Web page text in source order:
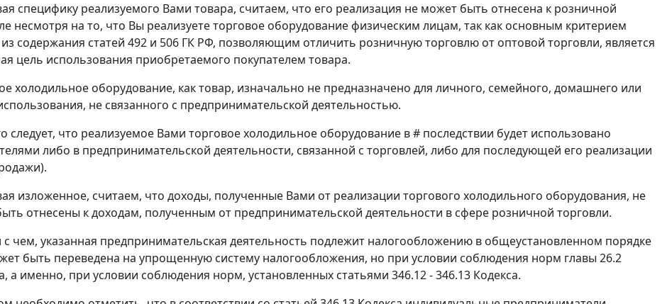
специфику реализуемого Вами товара, считаем, что его реализация не может быть отнесена к розничной
несмотря на то, что Вы реализуете торговое оборудование физическим лицам, так как основным критерием
из содержания статей 492 и 506 ГК РФ, позволяющим отличить розничную торговлю от оптовой торговли, является
цель использования приобретаемого покупателем товара.
холодильное оборудование, как товар, изначально не предназначено для личного, семейного, домашнего или
не связанного с предпринимательской деятельностью.
следует, что реализуемое Вами торговое холодильное оборудование в # последствии будет использовано
либо в предпринимательской деятельности, связанной с торговлей, либо для последующей его реализации
изложенное, считаем, что доходы, полученные Вами от реализации торгового холодильного оборудования, не
отнесены к доходам, полученным от предпринимательской деятельности в сфере розничной торговли.
с чем, указанная предпринимательская деятельность подлежит налогообложению в общеустановленном порядке
быть переведена на упрощенную систему налогообложения, но при условии соблюдения норм главы 26.2
а именно, при условии соблюдения норм, установленных статьями 346.12 - 346.13 Кодекса.